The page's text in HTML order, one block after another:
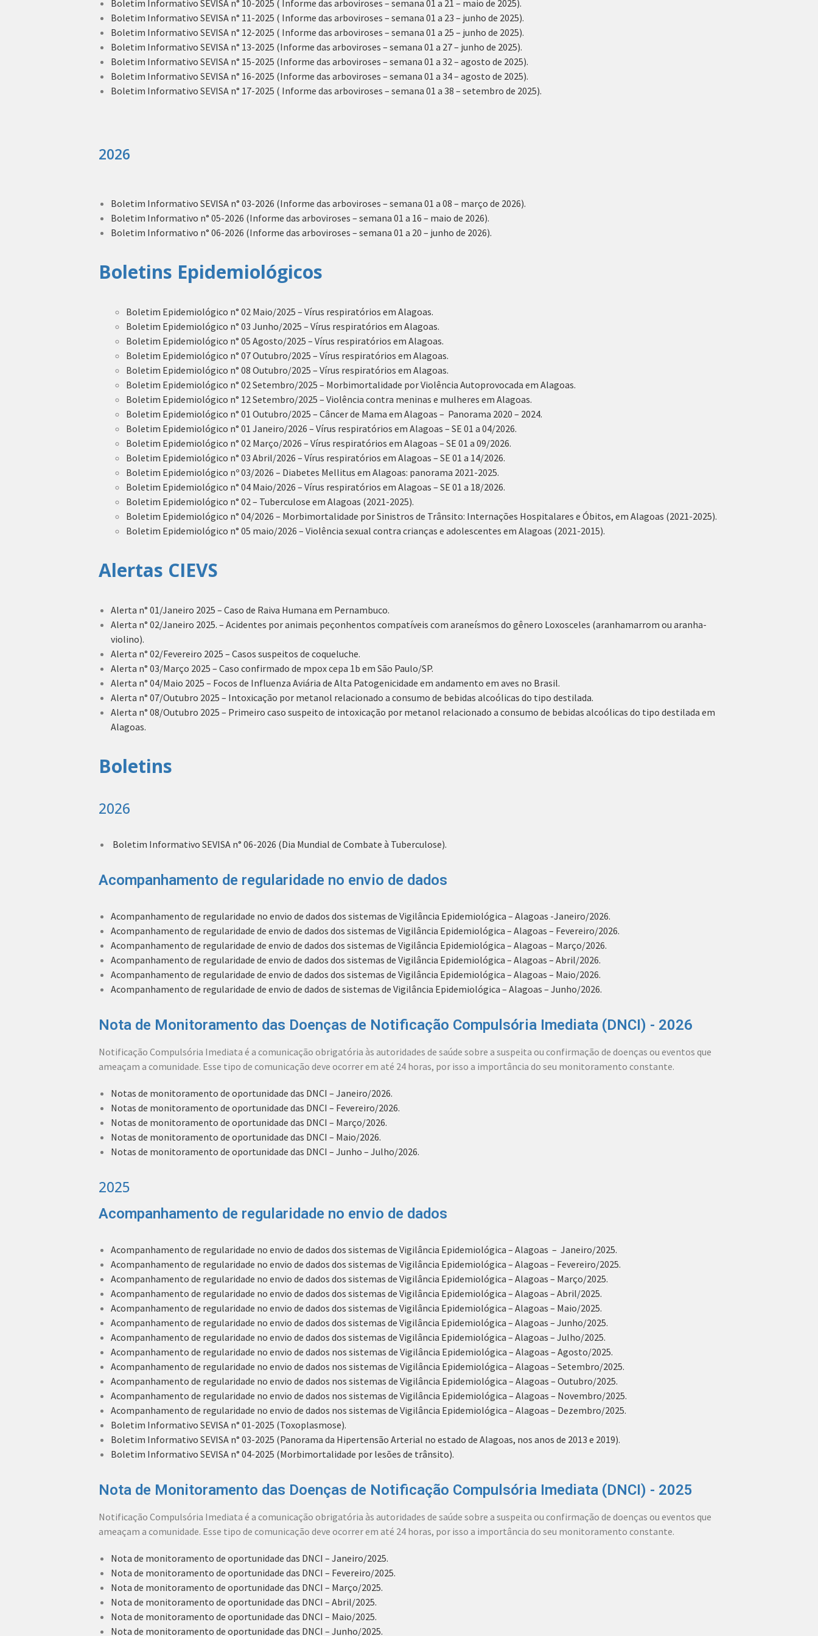
Boletim Informativo SEVISA n° 10-2025 ( Informe das arboviroses – semana 01 a 21 – maio de 2025).
Boletim Informativo SEVISA n° 11-2025 ( Informe das arboviroses – semana 01 a 23 – junho de 2025).
Boletim Informativo SEVISA n° 12-2025 ( Informe das arboviroses – semana 01 a 25 – junho de 2025).
Boletim Informativo SEVISA n° 13-2025 (Informe das arboviroses – semana 01 a 27 – junho de 2025).
Boletim Informativo SEVISA n° 15-2025 (Informe das arboviroses – semana 01 a 32 – agosto de 2025).
Boletim Informativo SEVISA n° 16-2025 (Informe das arboviroses – semana 01 a 34 – agosto de 2025).
Boletim Informativo SEVISA n° 17-2025 ( Informe das arboviroses – semana 01 a 38 – setembro de 2025).
2026
Boletim Informativo SEVISA n° 03-2026 (Informe das arboviroses – semana 01 a 08 – março de 2026).
Boletim Informativo n° 05-2026 (Informe das arboviroses – semana 01 a 16 – maio de 2026).
Boletim Informativo n° 06-2026 (Informe das arboviroses – semana 01 a 20 – junho de 2026).
Boletins Epidemiológicos
Boletim Epidemiológico n° 02 Maio/2025 – Vírus respiratórios em Alagoas.
Boletim Epidemiológico n° 03 Junho/2025 – Vírus respiratórios em Alagoas.
Boletim Epidemiológico n° 05 Agosto/2025 – Vírus respiratórios em Alagoas.
Boletim Epidemiológico n° 07 Outubro/2025 – Vírus respiratórios em Alagoas.
Boletim Epidemiológico n° 08 Outubro/2025 – Vírus respiratórios em Alagoas.
Boletim Epidemiológico n° 02 Setembro/2025 – Morbimortalidade por Violência Autoprovocada em Alagoas.
Boletim Epidemiológico n° 12 Setembro/2025 – Violência contra meninas e mulheres em Alagoas.
Boletim Epidemiológico n° 01 Outubro/2025 – Câncer de Mama em Alagoas – Panorama 2020 – 2024.
Boletim Epidemiológico n° 01 Janeiro/2026 – Vírus respiratórios em Alagoas – SE 01 a 04/2026.
Boletim Epidemiológico n° 02 Março/2026 – Vírus respiratórios em Alagoas – SE 01 a 09/2026.
Boletim Epidemiológico n° 03 Abril/2026 – Vírus respiratórios em Alagoas – SE 01 a 14/2026.
Boletim Epidemiológico nº 03/2026 – Diabetes Mellitus em Alagoas: panorama 2021-2025.
Boletim Epidemiológico n° 04 Maio/2026 – Vírus respiratórios em Alagoas – SE 01 a 18/2026.
Boletim Epidemiológico n° 02 – Tuberculose em Alagoas (2021-2025).
Boletim Epidemiológico n° 04/2026 – Morbimortalidade por Sinistros de Trânsito: Internações Hospitalares e Óbitos, em Alagoas (2021-2025).
Boletim Epidemiológico n° 05 maio/2026 – Violência sexual contra crianças e adolescentes em Alagoas (2021-2015).
Alertas CIEVS
Alerta n° 01/Janeiro 2025 – Caso de Raiva Humana em Pernambuco.
Alerta n° 02/Janeiro 2025. – Acidentes por animais peçonhentos compatíveis com araneísmos do gênero Loxosceles (aranhamarrom ou aranha-
violino).
Alerta n° 02/Fevereiro 2025 – Casos suspeitos de coqueluche.
Alerta n° 03/Março 2025 – Caso confirmado de mpox cepa 1b em São Paulo/SP.
Alerta n° 04/Maio 2025 – Focos de Influenza Aviária de Alta Patogenicidade em andamento em aves no Brasil.
Alerta n° 07/Outubro 2025 – Intoxicação por metanol relacionado a consumo de bebidas alcoólicas do tipo destilada.
Alerta n° 08/Outubro 2025 – Primeiro caso suspeito de intoxicação por metanol relacionado a consumo de bebidas alcoólicas do tipo destilada em
Alagoas.
Boletins
2026
Boletim Informativo SEVISA n° 06-2026 (Dia Mundial de Combate à Tuberculose).
Acompanhamento de regularidade no envio de dados
Acompanhamento de regularidade no envio de dados dos sistemas de Vigilância Epidemiológica – Alagoas -Janeiro/2026.
Acompanhamento de regularidade de envio de dados dos sistemas de Vigilância Epidemiológica – Alagoas – Fevereiro/2026.
Acompanhamento de regularidade de envio de dados dos sistemas de Vigilância Epidemiológica – Alagoas – Março/2026.
Acompanhamento de regularidade de envio de dados dos sistemas de Vigilância Epidemiológica – Alagoas – Abril/2026.
Acompanhamento de regularidade de envio de dados dos sistemas de Vigilância Epidemiológica – Alagoas – Maio/2026.
Acompanhamento de regularidade de envio de dados de sistemas de Vigilância Epidemiológica – Alagoas – Junho/2026.
Nota de Monitoramento das Doenças de Notificação Compulsória Imediata (DNCI) - 2026
Notificação Compulsória Imediata é a comunicação obrigatória às autoridades de saúde sobre a suspeita ou confirmação de doenças ou eventos que
ameaçam a comunidade. Esse tipo de comunicação deve ocorrer em até 24 horas, por isso a importância do seu monitoramento constante.
Notas de monitoramento de oportunidade das DNCI – Janeiro/2026.
Notas de monitoramento de oportunidade das DNCI – Fevereiro/2026.
Notas de monitoramento de oportunidade das DNCI – Março/2026.
Notas de monitoramento de oportunidade das DNCI – Maio/2026.
Notas de monitoramento de oportunidade das DNCI – Junho – Julho/2026.
2025
Acompanhamento de regularidade no envio de dados
Acompanhamento de regularidade no envio de dados dos sistemas de Vigilância Epidemiológica – Alagoas – Janeiro/2025.
Acompanhamento de regularidade no envio de dados dos sistemas de Vigilância Epidemiológica – Alagoas – Fevereiro/2025.
Acompanhamento de regularidade no envio de dados dos sistemas de Vigilância Epidemiológica – Alagoas – Março/2025.
Acompanhamento de regularidade no envio de dados dos sistemas de Vigilância Epidemiológica – Alagoas – Abril/2025.
Acompanhamento de regularidade no envio de dados dos sistemas de Vigilância Epidemiológica – Alagoas – Maio/2025.
Acompanhamento de regularidade no envio de dados dos sistemas de Vigilância Epidemiológica – Alagoas – Junho/2025.
Acompanhamento de regularidade no envio de dados dos sistemas de Vigilância Epidemiológica – Alagoas – Julho/2025.
Acompanhamento de regularidade no envio de dados nos sistemas de Vigilância Epidemiológica – Alagoas – Agosto/2025.
Acompanhamento de regularidade no envio de dados nos sistemas de Vigilância Epidemiológica – Alagoas – Setembro/2025.
Acompanhamento de regularidade no envio de dados nos sistemas de Vigilância Epidemiológica – Alagoas – Outubro/2025.
Acompanhamento de regularidade no envio de dados nos sistemas de Vigilância Epidemiológica – Alagoas – Novembro/2025.
Acompanhamento de regularidade no envio de dados nos sistemas de Vigilância Epidemiológica – Alagoas – Dezembro/2025.
Boletim Informativo SEVISA n° 01-2025 (Toxoplasmose).
Boletim Informativo SEVISA n° 03-2025 (Panorama da Hipertensão Arterial no estado de Alagoas, nos anos de 2013 e 2019).
Boletim Informativo SEVISA n° 04-2025 (Morbimortalidade por lesões de trânsito).
Nota de Monitoramento das Doenças de Notificação Compulsória Imediata (DNCI) - 2025
Notificação Compulsória Imediata é a comunicação obrigatória às autoridades de saúde sobre a suspeita ou confirmação de doenças ou eventos que
ameaçam a comunidade. Esse tipo de comunicação deve ocorrer em até 24 horas, por isso a importância do seu monitoramento constante.
Nota de monitoramento de oportunidade das DNCI – Janeiro/2025.
Nota de monitoramento de oportunidade das DNCI – Fevereiro/2025.
Nota de monitoramento de oportunidade das DNCI – Março/2025.
Nota de monitoramento de oportunidade das DNCI – Abril/2025.
Nota de monitoramento de oportunidade das DNCI – Maio/2025.
Nota de monitoramento de oportunidade das DNCI – Junho/2025.